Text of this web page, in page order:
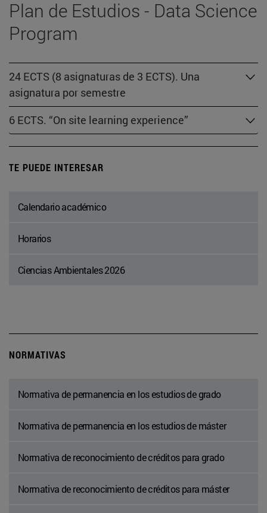
Plan de Estudios - Data Science
Program
24 ECTS (8 asignaturas de 3 ECTS). Una
asignatura por semestre
6 ECTS. “On site learning experience”
TE PUEDE INTERESAR
Calendario académico
Horarios
Ciencias Ambientales 2026
NORMATIVAS
Normativa de permanencia en los estudios de grado
Normativa de permanencia en los estudios de máster
Normativa de reconocimiento de créditos para grado
Normativa de reconocimiento de créditos para máster